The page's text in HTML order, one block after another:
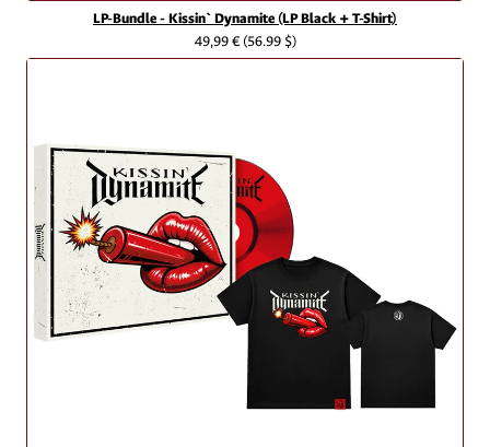
LP-Bundle - Kissin` Dynamite (LP Black + T-Shirt)
49,99 €(56.99 $)